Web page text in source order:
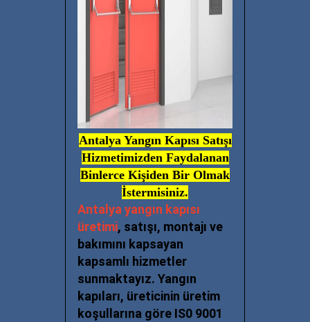
Antalya Yangın Kapısı Satışı
Hizmetimizden Faydalanan
Binlerce Kişiden Bir Olmak
İstermisiniz.
Antalya yangın kapısı
üretimi, satışı, montajı ve
bakımını kapsayan
kapsamlı hizmetler
sunmaktayız. Yangın
kapıları, üreticinin üretim
koşullarına göre IS0 9001